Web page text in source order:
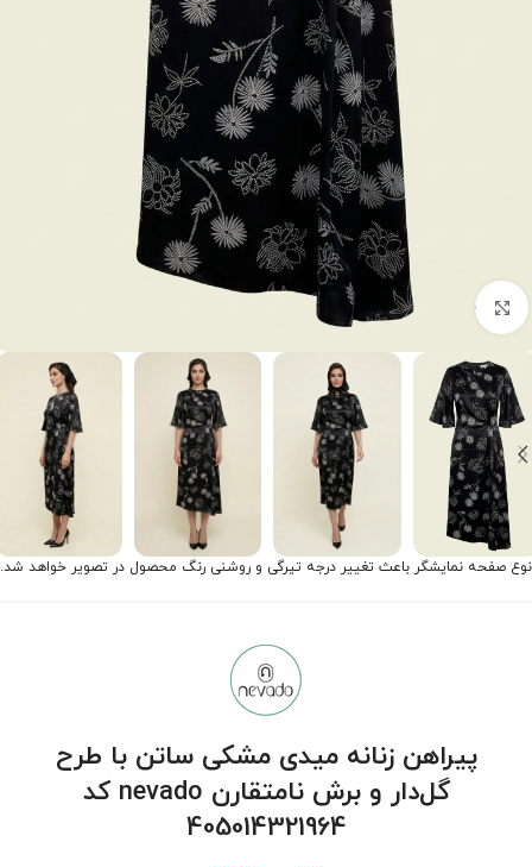
برای بزرگنمایی کلیک کنید
نوع صفحه نمایشگر باعث تغییر درجه تیرگی و روشنی رنگ محصول در تصویر خواهد شد.
پیراهن زنانه میدی مشکی ساتن با طرح
گل‌دار و برش نامتقارن nevado کد
405014321964